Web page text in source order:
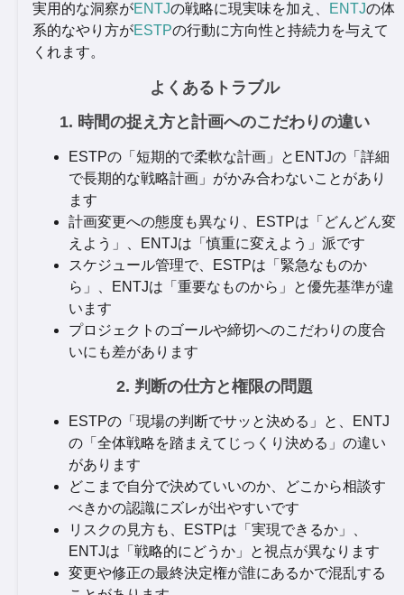
実用的な洞察がENTJの戦略に現実味を加え、 ENTJの体
系的なやり方がESTPの行動に方向性と持続力を与えて
くれます。
よくあるトラブル
1. 時間の捉え方と計画へのこだわりの違い
ESTPの「短期的で柔軟な計画」とENTJの「詳細
で長期的な戦略計画」がかみ合わないことがあり
ます
計画変更への態度も異なり、ESTPは「どんどん変
えよう」、ENTJは「慎重に変えよう」派です
スケジュール管理で、ESTPは「緊急なものか
ら」、ENTJは「重要なものから」と優先基準が違
います
プロジェクトのゴールや締切へのこだわりの度合
いにも差があります
2. 判断の仕方と権限の問題
ESTPの「現場の判断でサッと決める」と、ENTJ
の「全体戦略を踏まえてじっくり決める」の違い
があります
どこまで自分で決めていいのか、どこから相談す
べきかの認識にズレが出やすいです
リスクの見方も、ESTPは「実現できるか」、
ENTJは「戦略的にどうか」と視点が異なります
変更や修正の最終決定権が誰にあるかで混乱する